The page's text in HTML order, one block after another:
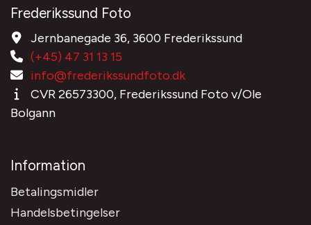
Frederikssund Foto
Jernbanegade 36, 3600 Frederikssund
(+45) 47 31 13 15
info@frederikssundfoto.dk
CVR 26573300, Frederikssund Foto v/Ole
Bolgann
Information
Betalingsmidler
Handelsbetingelser